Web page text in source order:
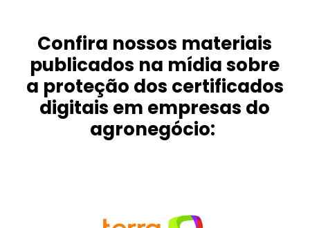
Confira nossos materiais
publicados na mídia sobre
a proteção dos certificados
digitais em empresas do
agronegócio: